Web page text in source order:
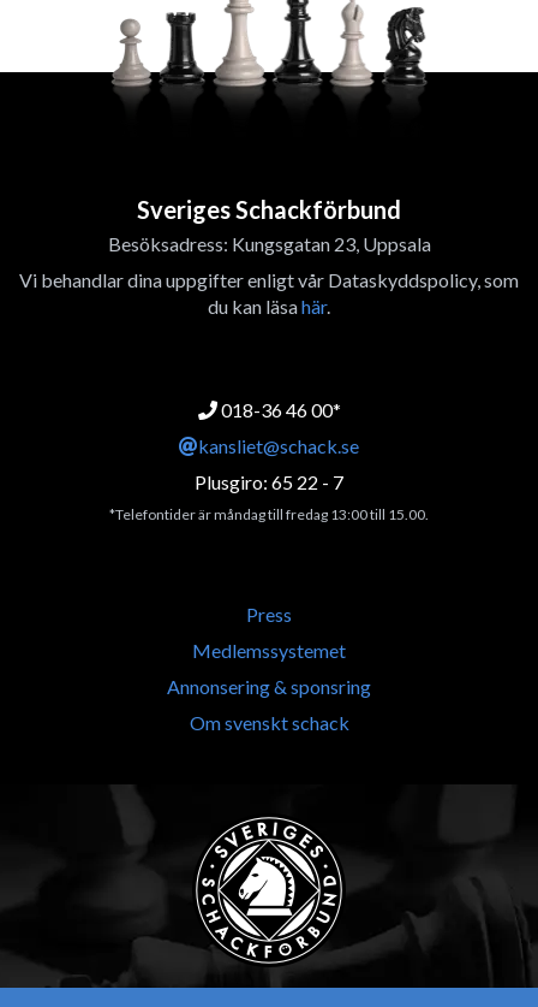
Sveriges Schackförbund
Besöksadress: Kungsgatan 23, Uppsala
Vi behandlar dina uppgifter enligt vår Dataskyddspolicy, som
du kan läsahär.
018-36 46 00*
kansliet@schack.se
Plusgiro: 65 22 - 7
*Telefontider är måndag till fredag 13:00 till 15.00.
Press
Medlemssystemet
Annonsering & sponsring
Om svenskt schack